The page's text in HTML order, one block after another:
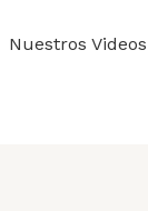
Nuestros Videos